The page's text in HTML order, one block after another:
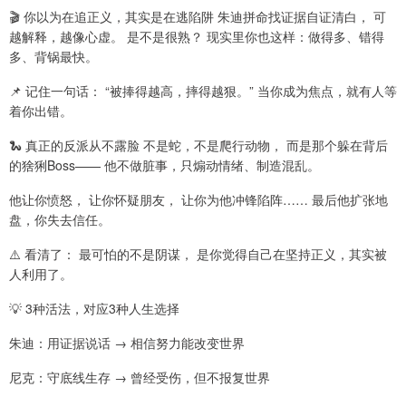
🎬 你以为在追正义，其实是在逃陷阱 朱迪拼命找证据自证清白， 可
越解释，越像心虚。 是不是很熟？ 现实里你也这样：做得多、错得
多、背锅最快。
📌 记住一句话： “被捧得越高，摔得越狠。” 当你成为焦点，就有人等
着你出错。
🐍 真正的反派从不露脸 不是蛇，不是爬行动物， 而是那个躲在背后
的猞猁Boss—— 他不做脏事，只煽动情绪、制造混乱。
他让你愤怒， 让你怀疑朋友， 让你为他冲锋陷阵…… 最后他扩张地
盘，你失去信任。
⚠️ 看清了： 最可怕的不是阴谋， 是你觉得自己在坚持正义，其实被
人利用了。
💡 3种活法，对应3种人生选择
朱迪：用证据说话 → 相信努力能改变世界
尼克：守底线生存 → 曾经受伤，但不报复世界